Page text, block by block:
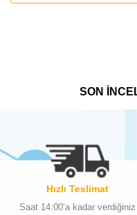
SON
Hızlı Teslimat
Saat 14:00’a kadar verdiğiniz